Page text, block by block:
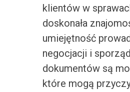
klientów w
doskonała
umiejętność
negocjacji i
dokumentów są
które mogą